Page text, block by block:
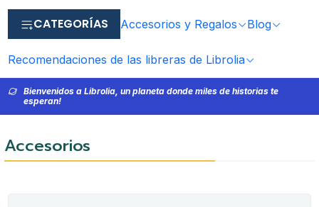
CATEGORÍAS Accesorios y Regalos Blog
Recomendaciones de las libreras de Librolia
Bienvenidos a Librolia, un planeta donde miles de historias te
esperan!
Accesorios